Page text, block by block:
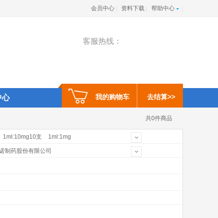
会员中心 资料下载 帮助中心
客服热线：
心 我的购物车 去结算>>
共0件商品
1ml:10mg10支
1ml:1mg
支 4000单位 5ml:125mg
制药股份有限公司